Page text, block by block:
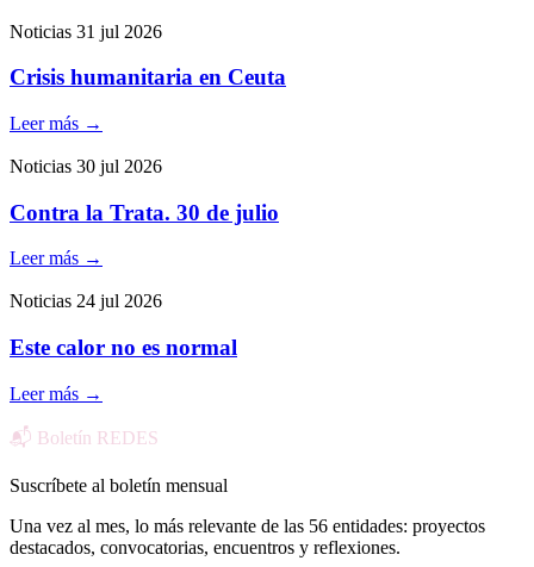
Noticias 31 jul 2026
Crisis humanitaria en Ceuta
Leer más →
Noticias 30 jul 2026
Contra la Trata. 30 de julio
Leer más →
Noticias 24 jul 2026
Este calor no es normal
Leer más →
📬 Boletín REDES
Suscríbete al boletín mensual
Una vez al mes, lo más relevante de las 56 entidades: proyectos
destacados, convocatorias, encuentros y reflexiones.